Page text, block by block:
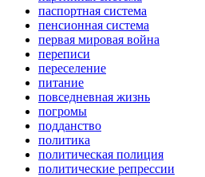
паспортная система
пенсионная система
первая мировая война
переписи
переселение
питание
повседневная жизнь
погромы
подданство
политика
политическая полиция
политические репрессии